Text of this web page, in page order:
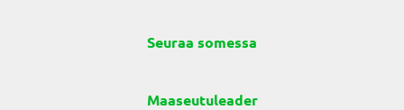
Seuraa somessa
Maaseutuleader